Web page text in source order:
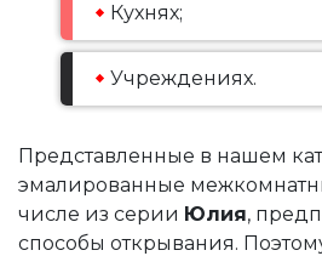
Кухнях;
Учреждениях.
Представленные в нашем
эмалированные
числе из серии Юлия,
способы открывания.